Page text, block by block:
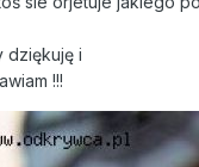
dziękuję i
!!!